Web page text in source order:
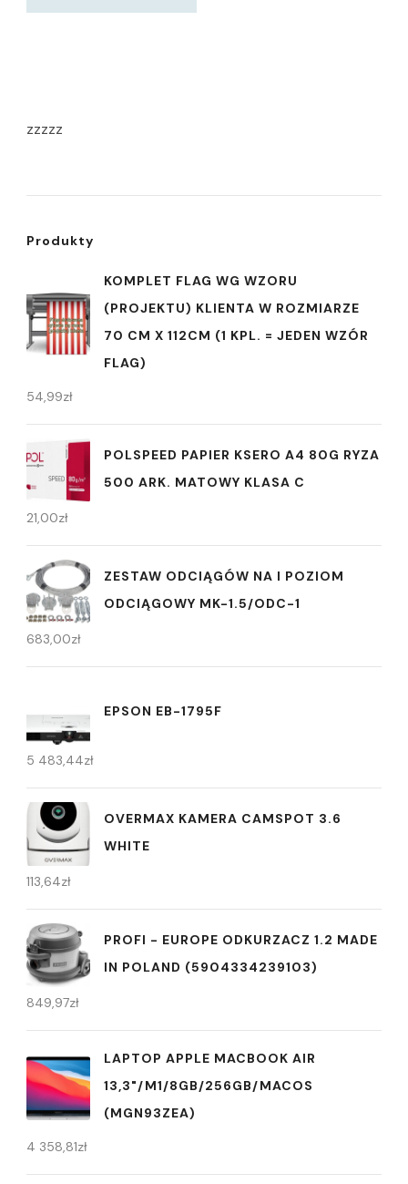
zzzzz
Produkty
KOMPLET FLAG WG WZORU
(PROJEKTU) KLIENTA W ROZMIARZE
70 CM X 112CM (1 KPL. = JEDEN WZÓR
FLAG)
54,99zł
POLSPEED PAPIER KSERO A4 80G RYZA
500 ARK. MATOWY KLASA C
21,00zł
ZESTAW ODCIĄGÓW NA I POZIOM
ODCIĄGOWY MK-1.5/ODC-1
683,00zł
EPSON EB-1795F
5 483,44zł
OVERMAX KAMERA CAMSPOT 3.6
WHITE
113,64zł
PROFI - EUROPE ODKURZACZ 1.2 MADE
IN POLAND (5904334239103)
849,97zł
LAPTOP APPLE MACBOOK AIR
13,3"/M1/8GB/256GB/MACOS
(MGN93ZEA)
4 358,81zł